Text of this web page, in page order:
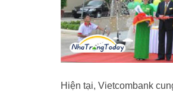
Hiện tại, Vietcombank